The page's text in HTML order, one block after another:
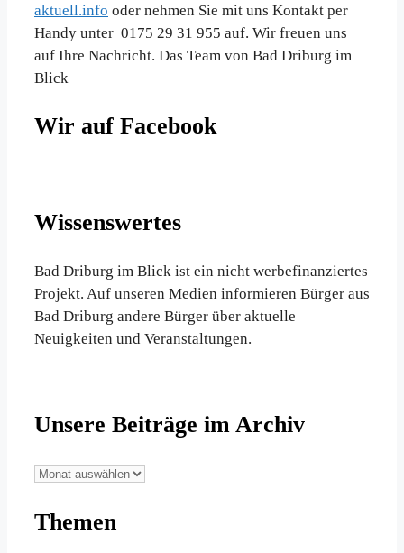
aktuell.info oder nehmen Sie mit uns Kontakt per
Handy unter 0175 29 31 955 auf. Wir freuen uns
auf Ihre Nachricht. Das Team von Bad Driburg im
Blick
Wir auf Facebook
Wissenswertes
Bad Driburg im Blick ist ein nicht werbefinanziertes
Projekt. Auf unseren Medien informieren Bürger aus
Bad Driburg andere Bürger über aktuelle
Neuigkeiten und Veranstaltungen.
Unsere Beiträge im Archiv
Unsere
im
Themen